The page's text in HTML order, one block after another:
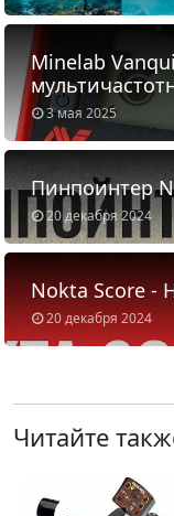
3 мая 2025
Minelab
20 декабря 2024
Пинпоинтер
20 декабря 2024
Nokta Score -
Читайте